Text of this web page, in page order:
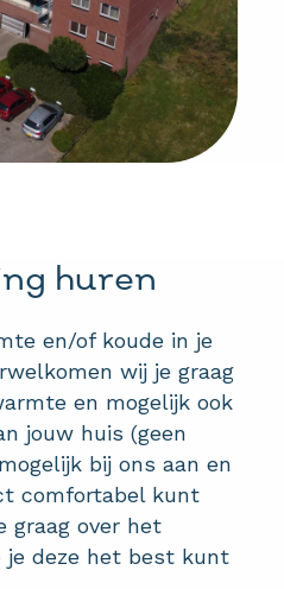
huren
en/of koude in je
wij je graag
en mogelijk ook
jouw huis (geen
bij ons aan en
comfortabel kunt
graag over het
je deze het best kunt